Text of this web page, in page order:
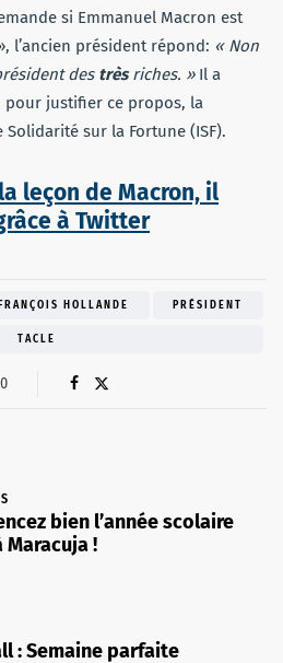
si Emmanuel Macron est
l’ancien président répond: « Non
des trèsriches. »Il a
pour justifier ce propos, la
sur la Fortune (ISF).
leçon de Macron, il
à Twitter
FRANÇOIS HOLLANDE PRÉSIDENT
TACLE
0
bien l’année scolaire
Maracuja !
: Semaine parfaite